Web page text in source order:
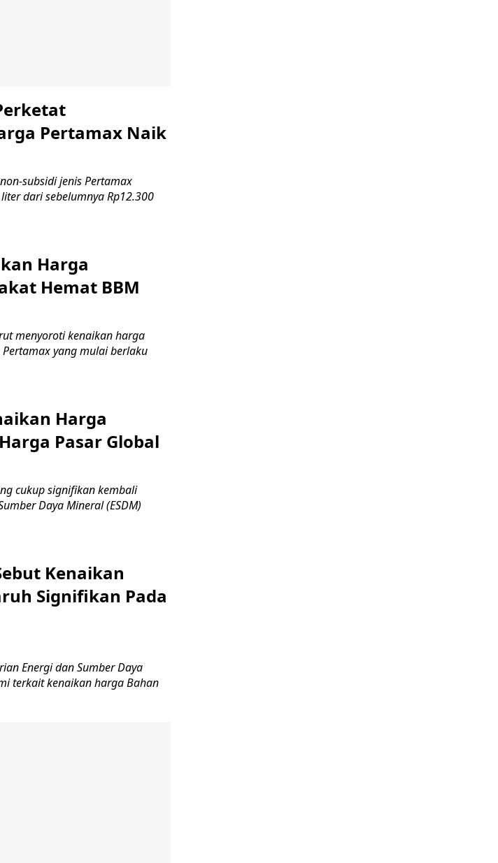
Pertamax Naik
subsidi jenis Pertamax
dari sebelumnya Rp12.300
Harga
Hemat BBM
menyoroti kenaikan harga
yang mulai berlaku
Harga
Pasar Global
cukup signifikan kembali
Daya Mineral (ESDM)
Kenaikan
Signifikan Pada
Energi dan Sumber Daya
terkait kenaikan harga Bahan